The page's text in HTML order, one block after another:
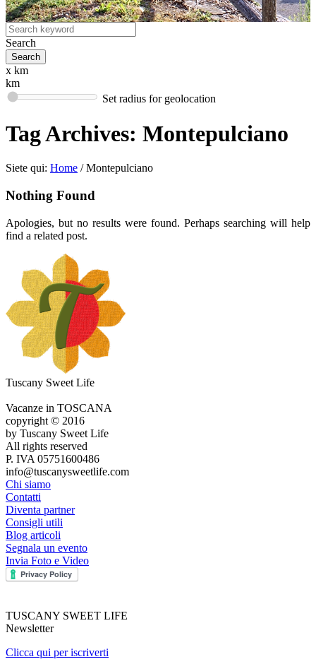
Search
x km
km
Set radius for geolocation
Tag Archives: Montepulciano
Siete qui: Home / Montepulciano
Nothing Found
Apologies, but no results were found. Perhaps searching will help
find a related post.
Tuscany Sweet Life
Vacanze in TOSCANA
copyright © 2016
by Tuscany Sweet Life
All rights reserved
P. IVA 05751600486
info@tuscanysweetlife.com
Chi siamo
Contatti
Diventa partner
Consigli utili
Blog articoli
Segnala un evento
Invia Foto e Video
TUSCANY SWEET LIFE
Newsletter
Clicca qui per iscriverti